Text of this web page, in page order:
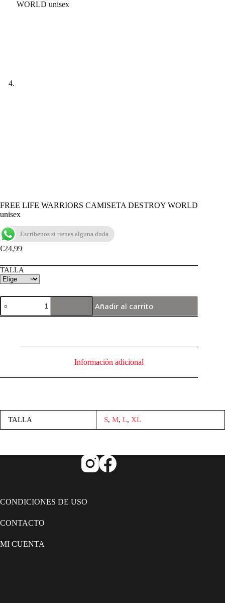
FREE LIFE WARRIORS CAMISETA DESTROY WORLD
unisex
Escríbenos si tienes alguna duda
€24,99
TALLA
Añadir al carrito
Información adicional
TALLA S, M, L, XL
CONDICIONES DE USO
CONTACTO
MI CUENTA